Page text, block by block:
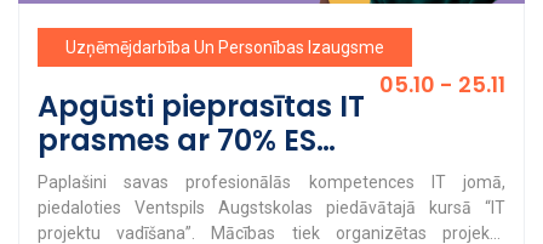
Uzņēmējdarbība Un Personības Izaugsme
05.10 - 25.11
Apgūsti pieprasītas IT
prasmes ar 70% ES
līdzfinansējumu!
Paplašini savas profesionālās kompetences IT jomā,
piedaloties Ventspils Augstskolas piedāvātajā kursā “IT
projektu vadīšana”. Mācības tiek organizētas projekta